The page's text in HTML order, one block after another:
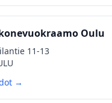
Oulu
11-13
→